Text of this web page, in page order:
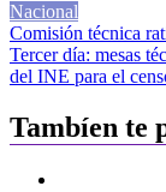
Nacional
Navegación
de
Comisión técnica
Tercer día: mesas
del INE para el
Tambíen te